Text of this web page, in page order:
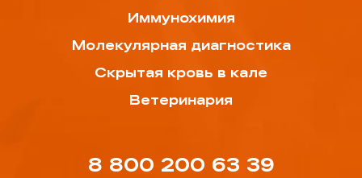
Иммунохимия
Молекулярная диагностика
Скрытая кровь в кале
Ветеринария
8 800 200 63 39